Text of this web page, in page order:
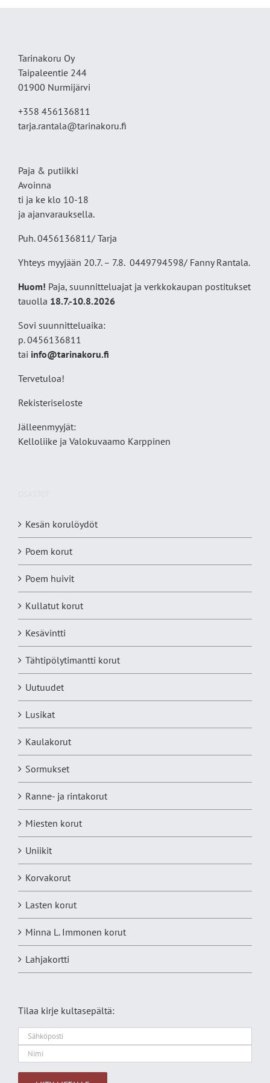
Tarinakoru Oy
Taipaleentie 244
01900 Nurmijärvi
+358 456136811
tarja.rantala@tarinakoru.fi
Paja & putiikki
Avoinna
ti ja ke klo 10-18
ja ajanvarauksella.
Puh. 0456136811/ Tarja
Yhteys myyjään 20.7. – 7.8. 0449794598/ Fanny Rantala.
Huom! Paja, suunnitteluajat ja verkkokaupan postitukset
tauolla 18.7.-10.8.2026
Sovi suunnitteluaika:
p. 0456136811
tai info@tarinakoru.fi
Tervetuloa!
Rekisteriseloste
Jälleenmyyjät:
Kelloliike ja Valokuvaamo Karppinen
Kesän korulöydöt
Poem korut
Poem huivit
Kullatut korut
Kesävintti
Tähtipölytimantti korut
Uutuudet
Lusikat
Kaulakorut
Sormukset
Ranne- ja rintakorut
Miesten korut
Uniikit
Korvakorut
Lasten korut
Minna L. Immonen korut
Lahjakortti
Tilaa kirje kultasepältä: